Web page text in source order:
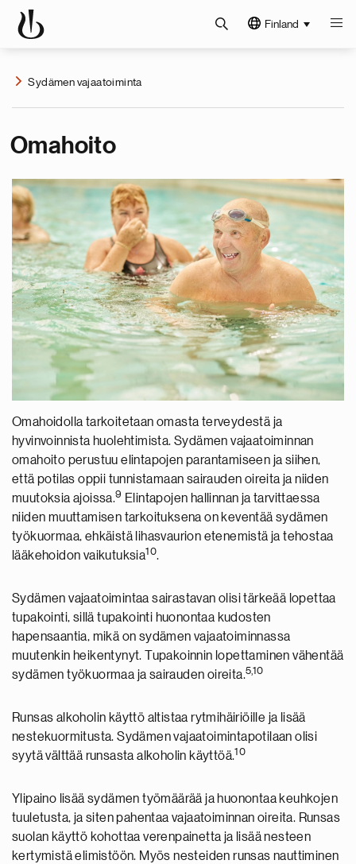
Finland
Sydämen vajaatoiminta
Omahoito
Omahoidolla tarkoitetaan omasta terveydestä ja
hyvinvoinnista huolehtimista. Sydämen vajaatoiminnan
omahoito perustuu elintapojen parantamiseen ja siihen,
että potilas oppii tunnistamaan sairauden oireita ja niiden
muutoksia ajoissa.9 Elintapojen hallinnan ja tarvittaessa
niiden muuttamisen tarkoituksena on keventää sydämen
työkuormaa, ehkäistä lihasvaurion etenemistä ja tehostaa
lääkehoidon vaikutuksia10.
Sydämen vajaatoimintaa sairastavan olisi tärkeää lopettaa
tupakointi, sillä tupakointi huonontaa kudosten
hapensaantia, mikä on sydämen vajaatoiminnassa
muutenkin heikentynyt. Tupakoinnin lopettaminen vähentää
sydämen työkuormaa ja sairauden oireita.5,10
Runsas alkoholin käyttö altistaa rytmihäiriöille ja lisää
nestekuormitusta. Sydämen vajaatoimintapotilaan olisi
syytä välttää runsasta alkoholin käyttöä.10
Ylipaino lisää sydämen työmäärää ja huonontaa keuhkojen
tuuletusta, ja siten pahentaa vajaatoiminnan oireita. Runsas
suolan käyttö kohottaa verenpainetta ja lisää nesteen
kertymistä elimistöön. Myös nesteiden runsas nauttiminen